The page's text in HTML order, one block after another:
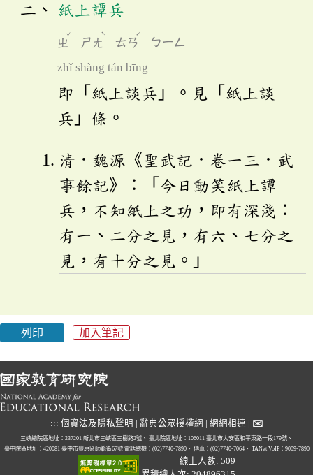
紙上譚兵
ㄓ
ˇ
ㄕㄤ
ˋ
ㄊㄢ
ˊ
ㄅㄧㄥ
zhǐ shàng tán bīng
即「紙上談兵」。見「紙上談
兵」條。
清．魏源《聖武記．卷一三．武
事餘記》：「今日動笑紙上譚
兵，不知紙上之功，即有深淺：
有一、二分之見，有六、七分之
見，有十分之見。」
列印 加入筆記
::: 個資法及隱私聲明 辭典公眾授權網 網網相連 ✉
三峽總院區地址：237201 新北市三峽區三樹路2號、 臺北院區地址：106011 臺北市大安區和平東路一段179號、
臺中院區地址：420081 臺中市豐原區師範街67號 電話總機：(02)7740-7890、 傳真：(02)7740-7064、 TANet VoIP：9009-7890
線上人數: 509